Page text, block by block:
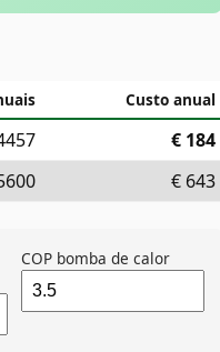
Custo anual
€ 184
€ 643
COP bomba de calor